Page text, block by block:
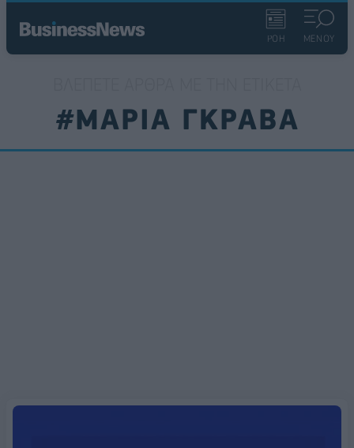
ΡΟΗ ΜΕΝΟΥ
#ΜΑΡΙΑ ΓΚΡΑΒΑ